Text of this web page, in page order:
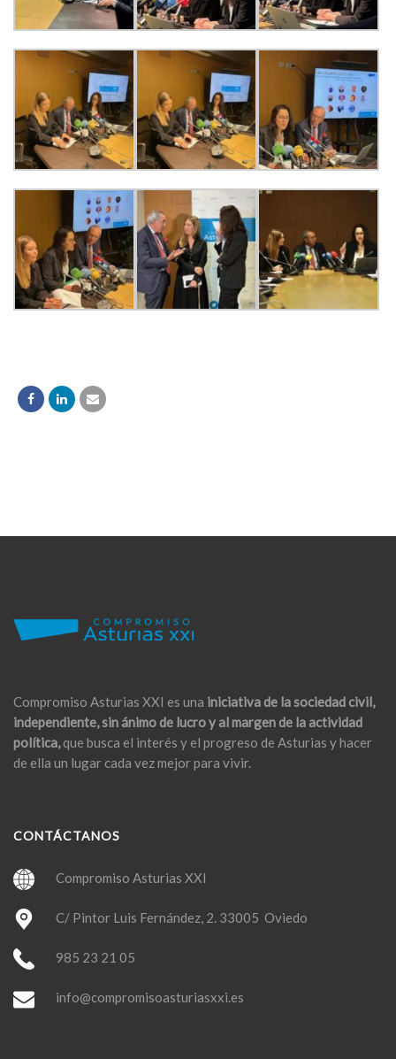
Compromiso Asturias XXI es una iniciativa de la sociedad civil,
independiente, sin ánimo de lucro y al margen de la actividad
política,que busca el interés y el progreso de Asturias y hacer
de ella un lugar cada vez mejor para vivir.
CONTÁCTANOS
Compromiso Asturias XXI
C/ Pintor Luis Fernández, 2. 33005 Oviedo
985 23 21 05
info@compromisoasturiasxxi.es